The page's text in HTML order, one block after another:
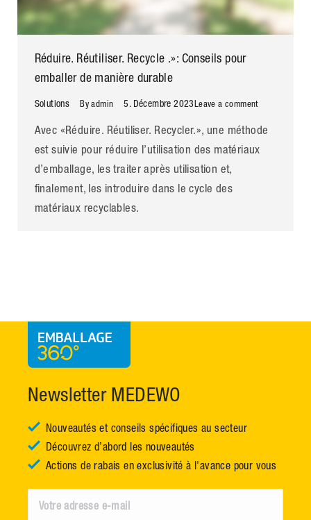
Réduire. Réutiliser. Recycle .»: Conseils pour
emballer de manière durable
Solutions Byadmin 5. Décembre 2023 Leave a comment
Avec «Réduire. Réutiliser. Recycler.», une méthode
est suivie pour réduire l’utilisation des matériaux
d’emballage, les traiter après utilisation et,
finalement, les introduire dans le cycle des
matériaux recyclables.
Newsletter MEDEWO
Nouveautés et conseils spécifiques au secteur
Découvrez d’abord les nouveautés
Actions de rabais en exclusivité à l'avance pour vous